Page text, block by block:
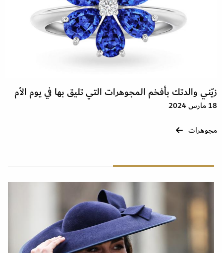
زيّني والدتك بأفخم المجوهرات التي تليق بها في يوم الأم
18 مارس 2024
مجوهرات